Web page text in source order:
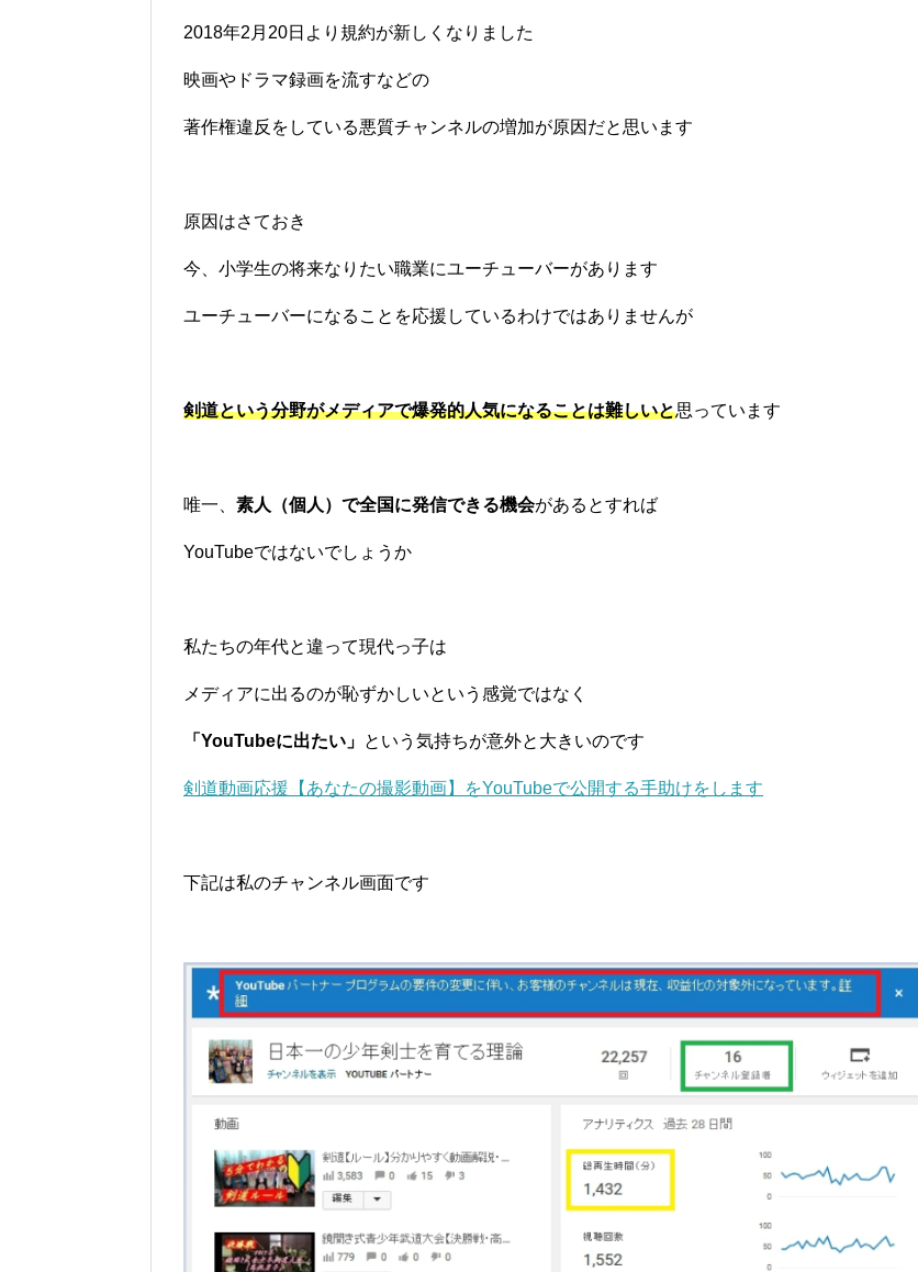
2018年2月20日より規約が新しくなりました
映画やドラマ録画を流すなどの
著作権違反をしている悪質チャンネルの増加が原因だと思います
原因はさておき
今、小学生の将来なりたい職業にユーチューバーがあります
ユーチューバーになることを応援しているわけではありませんが
剣道という分野がメディアで爆発的人気になることは難しいと思っています
唯一、 素人（個人）で全国に発信できる機会があるとすれば
YouTubeではないでしょうか
私たちの年代と違って現代っ子は
メディアに出るのが恥ずかしいという感覚ではなく
「YouTubeに出たい」 という気持ちが意外と大きいのです
剣道動画応援【あなたの撮影動画】をYouTubeで公開する手助けをします
下記は私のチャンネル画面です